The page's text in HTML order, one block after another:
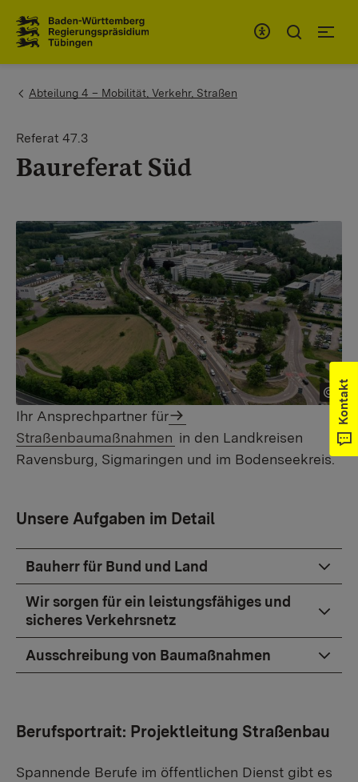
You are here:
Abteilung 4 – Mobilität, Verkehr, Straßen
Referat 47.3
Baureferat Süd
Ihr Ansprechpartner für
Straßenbaumaßnahmen in den Landkreisen
Ravensburg, Sigmaringen und im Bodenseekreis.
Unsere Aufgaben im Detail
Bauherr für Bund und Land
Wir sorgen für ein leistungsfähiges und
sicheres Verkehrsnetz
Ausschreibung von Baumaßnahmen
Berufsportrait: Projektleitung Straßenbau
Spannende Berufe im öffentlichen Dienst gibt es
Kontakt